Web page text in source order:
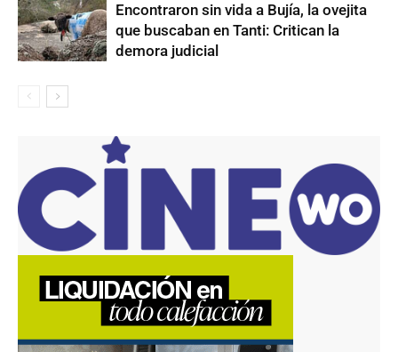
Encontraron sin vida a Bujía, la ovejita
que buscaban en Tanti: Critican la
demora judicial